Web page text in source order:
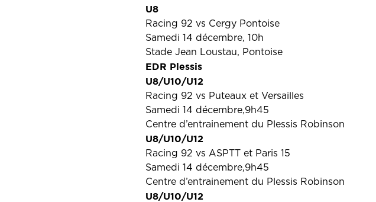
U8
Racing 92 vs Cergy Pontoise
Samedi 14 décembre, 10h
Stade Jean Loustau, Pontoise
EDR Plessis
U8/U10/U12
Racing 92 vs Puteaux et Versailles
Samedi 14 décembre,9h45
Centre d’entrainement du Plessis Robinson
U8/U10/U12
Racing 92 vs ASPTT et Paris 15
Samedi 14 décembre,9h45
Centre d’entrainement du Plessis Robinson
U8/U10/U12